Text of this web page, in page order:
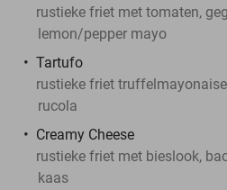
rustieke friet met tomaten,
lemon/pepper mayo
Tartufo
rustieke friet
rucola
Creamy Cheese
rustieke friet met bieslook,
kaas